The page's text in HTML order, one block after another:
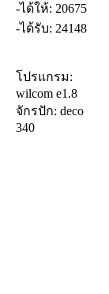
-ได้ให้: 20675
-ได้รับ: 24148
โปรแกรม:
wilcom e1.8
จักรปัก: deco
340